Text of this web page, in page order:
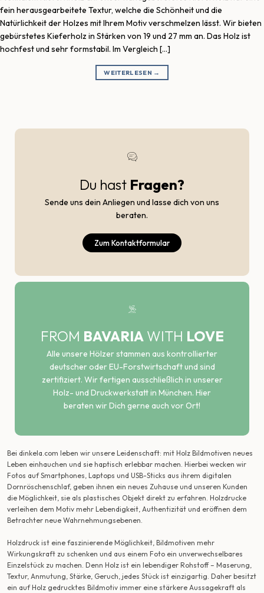
fein herausgearbeitete Textur, welche die Schönheit und die
Natürlichkeit der Holzes mit Ihrem Motiv verschmelzen lässt. Wir bieten
gebürstetes Kieferholz in Stärken von 19 und 27 mm an. Das Holz ist
hochfest und sehr formstabil. Im Vergleich […]
WEITERLESEN →
Du hast Fragen?
Sende uns dein Anliegen und lasse dich von uns
beraten.
Zum Kontaktformular
FROM BAVARIA WITH LOVE
Alle unsere Hölzer stammen aus kontrollierter
deutscher oder EU-Forstwirtschaft und sind
zertifiziert. Wir fertigen ausschließlich in unserer
Holz- und Druckwerkstatt in München. Hier
beraten wir Dich gerne auch vor Ort!
Bei dinkela.com leben wir unsere Leidenschaft: mit Holz Bildmotiven neues
Leben einhauchen und sie haptisch erlebbar machen. Hierbei wecken wir
Fotos auf Smartphones, Laptops und USB-Sticks aus ihrem digitalen
Dornröschenschlaf, geben ihnen ein neues Zuhause und unseren Kunden
die Möglichkeit, sie als plastisches Objekt direkt zu erfahren. Holzdrucke
verleihen dem Motiv mehr Lebendigkeit, Authentizität und eröffnen dem
Betrachter neue Wahrnehmungsebenen.
Holzdruck ist eine faszinierende Möglichkeit, Bildmotiven mehr
Wirkungskraft zu schenken und aus einem Foto ein unverwechselbares
Einzelstück zu machen. Denn Holz ist ein lebendiger Rohstoff – Maserung,
Textur, Anmutung, Stärke, Geruch, jedes Stück ist einzigartig. Daher besitzt
ein auf Holz gedrucktes Bildmotiv immer eine stärkere Aussagekraft als